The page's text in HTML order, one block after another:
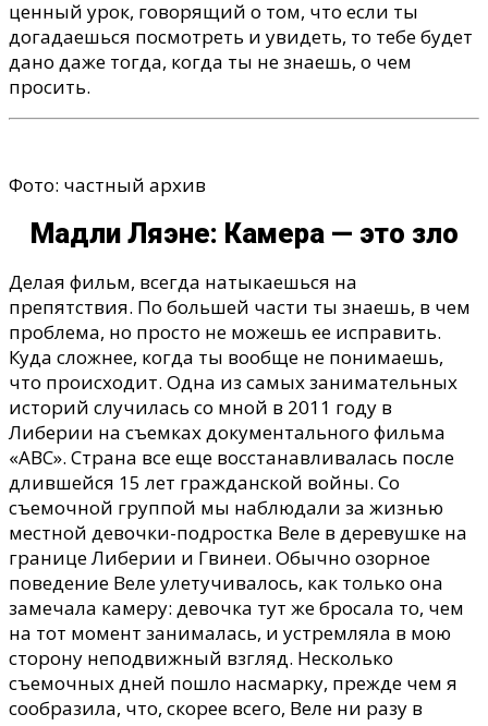
ценный урок, говорящий о том, что если ты
догадаешься посмотреть и увидеть, то тебе будет
дано даже тогда, когда ты не знаешь, о чем
просить.
Фото: частный архив
Мадли Ляэне: Камера — это зло
Делая фильм, всегда натыкаешься на
препятствия. По большей части ты знаешь, в чем
проблема, но просто не можешь ее исправить.
Куда сложнее, когда ты вообще не понимаешь,
что происходит. Одна из самых занимательных
историй случилась со мной в 2011 году в
Либерии на съемках документального фильма
«АВС». Страна все еще восстанавливалась после
длившейся 15 лет гражданской войны. Со
съемочной группой мы наблюдали за жизнью
местной девочки-подростка Веле в деревушке на
границе Либерии и Гвинеи. Обычно озорное
поведение Веле улетучивалось, как только она
замечала камеру: девочка тут же бросала то, чем
на тот момент занималась, и устремляла в мою
сторону неподвижный взгляд. Несколько
съемочных дней пошло насмарку, прежде чем я
сообразила, что, скорее всего, Веле ни разу в